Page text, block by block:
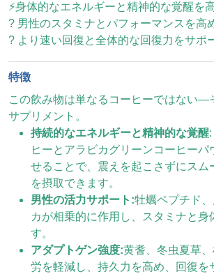
⚡身体的なエネルギーと精神的な覚醒を
? 男性のスタミナとパフォーマンスを高
?️ より速い回復と全体的な回復力をサポ
特徴
この飲み物は単なるコーヒーではない—
サプリメント。
持続的なエネルギーと精神的な覚醒
ヒーとアラビカグリーンコーヒーパ
せることで、震えを起こさずにスム
を摂取できます。
男性の活力サポート:牡蠣ペプチド
カが相乗的に作用し、スタミナと身
す。
アダプトゲン強度:黄耆、冬虫夏草
労を軽減し、持久力を高め、回復を